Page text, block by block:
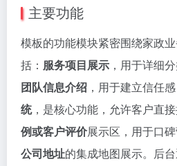
主要功能
模板的功能模块紧密围绕家政
括： 服务项目展示 ，用于详细
团队信息介绍 ，用于建立信任感
统，是核心功能，允许客户直接
例或客户评价展示区，用于口
公司地址的集成地图展示。后